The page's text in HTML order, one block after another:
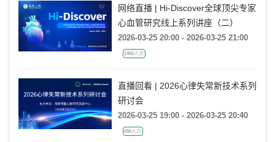
网络直播 | Hi-Discover全球顶尖专家
心血管研究线上系列讲座（二）
2026-03-25 20:00 - 2026-03-25 21:00
1466人次
直播回看 | 2026心律失常新技术系列
研讨会
2026-03-25 19:00 - 2026-03-25 20:40
656人次